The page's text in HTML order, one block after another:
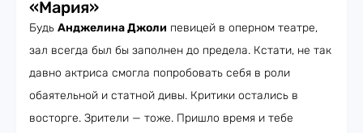
«Мария»
Будь Анджелина Джоли певицей в оперном театре,
зал всегда был бы заполнен до предела. Кстати, не так
давно актриса смогла попробовать себя в роли
обаятельной и статной дивы. Критики остались в
восторге. Зрители — тоже. Пришло время и тебе